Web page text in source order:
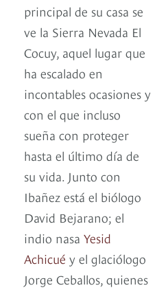
principal de su casa se
ve la Sierra Nevada El
Cocuy, aquel lugar que
ha escalado en
incontables ocasiones y
con el que incluso
sueña con proteger
hasta el último día de
su vida. Junto con
Ibañez está el biólogo
David Bejarano; el
indio nasa Yesid
Achicué y el glaciólogo
Jorge Ceballos, quienes